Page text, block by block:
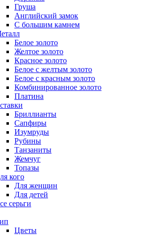
Груша
Английский замок
С большим камнем
Белое золото
Желтое золото
Красное золото
Белое с желтым золото
Белое с красным золото
Комбинированное золото
Платина
Бриллианты
Сапфиры
Изумруды
Рубины
Танзаниты
Жемчуг
Топазы
кого
Для женщин
Для детей
серьги
Цветы